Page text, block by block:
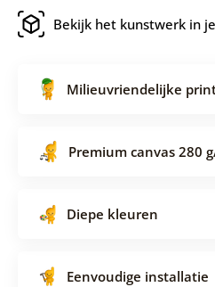
Bekijk het kunstwerk in
Milieuvriendelijke
Premium canvas 280
Diepe kleuren
Eenvoudige installatie